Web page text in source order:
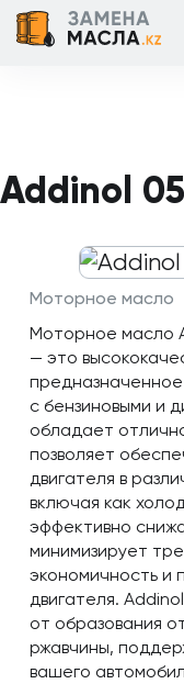
Главная
Контакты
Кейсы
Каталог
Услуги
Addinol
Моторное масло
Моторное масло
— это
с бензиновыми и
обладает
позволяет
двигателя в
включая как
эффективно
минимизирует
экономичность и
двигателя.
от образования
ржавчины,
вашего